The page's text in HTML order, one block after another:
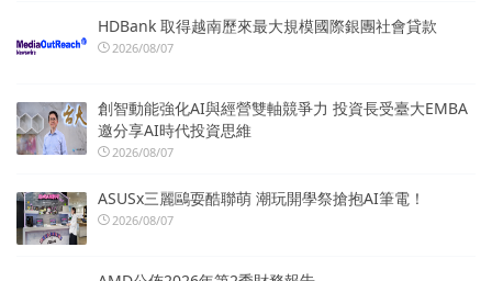
HDBank 取得越南歷來最大規模國際銀團社會貸款
2026/08/07
創智動能強化AI與經營雙軸競爭力 投資長受臺大EMBA
邀分享AI時代投資思維
2026/08/07
ASUSx三麗鷗耍酷聯萌 潮玩開學祭搶抱AI筆電！
2026/08/07